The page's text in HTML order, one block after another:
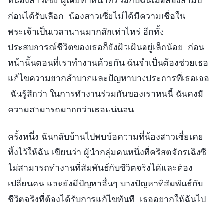
ก่อนได้รับเลือก น้องสาวเซี่ยไม่ได้มีความเชื่อใน
พระเจ้าเป็นเวลานานมากสักเท่าไหร่ อีกทั้ง
ประสบการณ์ชีวิตของเธอก็ยังผิวเผินอยู่เล็กน้อย ก่อน
หน้านั้นตอนที่เราทำงานด้วยกัน ฉันจำเป็นต้องช่วยเธอ
แก้ไขความยากลำบากและปัญหาบางประการที่เธอเจอ
ฉันรู้สึกว่า ในการทำงานร่วมกันของเราหนนี้ ฉันคงมี
ความสามารถมากกว่าเธอแน่นอน
ครั้งหนึ่ง ฉันกลับบ้านไปพบข้อความที่น้องสาวเซี่ยเคย
ทิ้งไว้ให้ฉัน เขียนว่า ผู้นำกลุ่มคนหนึ่งที่คริสตจักรเฉิงซี
ไม่สามารถทำงานที่สัมพันธ์กับชีวิตจริงได้และต้อง
เปลี่ยนคน และยังมีปัญหาอื่นๆ บางปัญหาที่สัมพันธ์กับ
ชีวิตจริงที่ต้องได้รับการแก้ไขทันที เธออยากให้ฉันไป